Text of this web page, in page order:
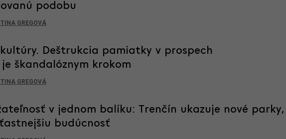
podobu
GREGOVÁ
Deštrukcia pamiatky v prospech
škandalóznym krokom
GREGOVÁ
v jednom balíku: Trenčín ukazuje nové parky,
budúcnosť